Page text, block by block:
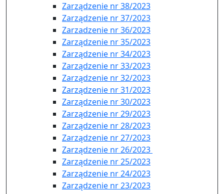
Zarządzenie nr 38/2023
Zarządzenie nr 37/2023
Zarzadzenie nr 36/2023
Zarządzenie nr 35/2023
Zarządzenie nr 34/2023
Zarządzenie nr 33/2023
Zarządzenie nr 32/2023
Zarządzenie nr 31/2023
Zarządzenie nr 30/2023
Zarządzenie nr 29/2023
Zarządzenie nr 28/2023
Zarządzenie nr 27/2023
Zarządzenie nr 26/2023
Zarządzenie nr 25/2023
Zarządzenie nr 24/2023
Zarządzenie nr 23/2023